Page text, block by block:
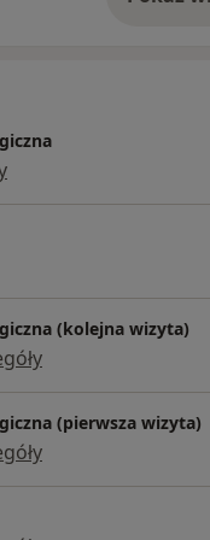
o
(kolejna wizyta)
(pierwsza wizyta)